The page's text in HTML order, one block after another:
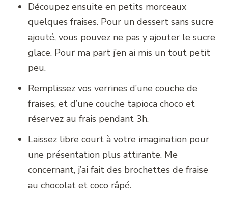
Découpez ensuite en petits morceaux
quelques fraises. Pour un dessert sans sucre
ajouté, vous pouvez ne pas y ajouter le sucre
glace. Pour ma part j’en ai mis un tout petit
peu.
Remplissez vos verrines d’une couche de
fraises, et d’une couche tapioca choco et
réservez au frais pendant 3h.
Laissez libre court à votre imagination pour
une présentation plus attirante. Me
concernant, j’ai fait des brochettes de fraise
au chocolat et coco râpé.